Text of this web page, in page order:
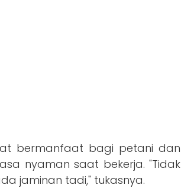
bermanfaat bagi petani dan
nyaman saat bekerja. "Tidak
jaminan tadi," tukasnya.